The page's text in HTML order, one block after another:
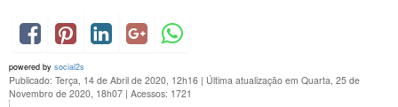
powered by social2s
Publicado: Terça, 14 de Abril de 2020, 12h16 | Última atualização em Quarta, 25 de
Novembro de 2020, 18h07 | Acessos: 1721